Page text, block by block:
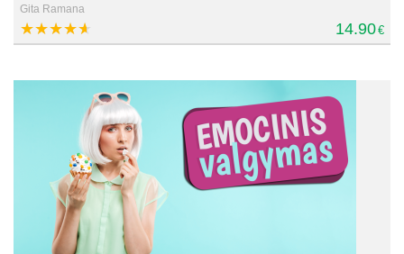
Gita Ramana
14.90€